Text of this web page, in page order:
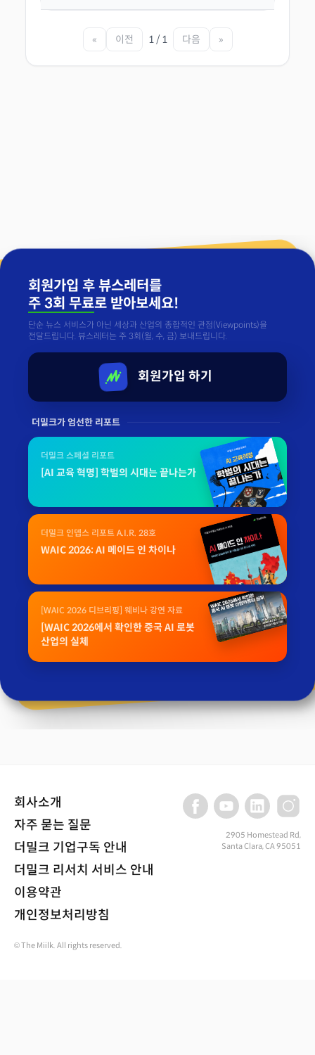
« 이전 1 / 1 다음 »
회원가입 후 뷰스레터를
주 3회 무료로 받아보세요!
단순 뉴스 서비스가 아닌 세상과 산업의 종합적인 관점(Viewpoints)을
전달드립니다. 뷰스레터는 주 3회(월, 수, 금) 보내드립니다.
회원가입 하기
더밀크가 엄선한 리포트
더밀크 스페셜 리포트
[AI 교육 혁명] 학벌의 시대는 끝나는가
더밀크 인뎁스 리포트 A.I.R. 28호
WAIC 2026: AI 메이드 인 차이나
[WAIC 2026 디브리핑] 웨비나 강연 자료
[WAIC 2026에서 확인한 중국 AI 로봇
산업의 실체
회사소개
자주 묻는 질문
더밀크 기업구독 안내
더밀크 리서치 서비스 안내
이용약관
개인정보처리방침
2905 Homestead Rd,
Santa Clara, CA 95051
© The Miilk. All rights reserved.